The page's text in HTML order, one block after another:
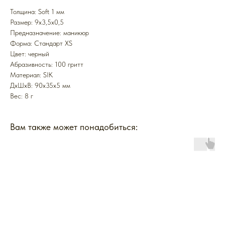
Толщина: Soft 1 мм
Размер: 9x3,5x0,5
Предназначение: маникюр
Форма: Стандарт XS
Цвет: черный
Абразивность: 100 гритт
Mатериал: SIK
ДxШxВ: 90x35x5 мм
Вес: 8 г
Вам также может понадобиться: